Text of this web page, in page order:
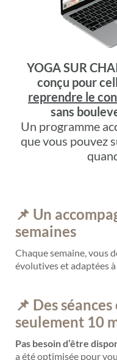
YOGA SUR
conçu pour
reprendre le
sans
Un programme
que vous pouvez
📌 Un
semaines
Chaque semaine, vous
évolutives et adaptées
📌 Des
seulement 10
Pas besoin d’être
a été optimisée pour